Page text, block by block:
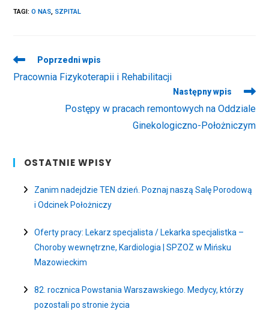
TAGI:O NAS, SZPITAL
Read
more
articles
Poprzedni wpis
Pracownia Fizykoterapii i Rehabilitacji
Następny wpis
Postępy w pracach remontowych na Oddziale
Ginekologiczno-Położniczym
OSTATNIE WPISY
Zanim nadejdzie TEN dzień. Poznaj naszą Salę Porodową
i Odcinek Położniczy
Oferty pracy: Lekarz specjalista / Lekarka specjalistka –
Choroby wewnętrzne, Kardiologia | SPZOZ w Mińsku
Mazowieckim
82. rocznica Powstania Warszawskiego. Medycy, którzy
pozostali po stronie życia